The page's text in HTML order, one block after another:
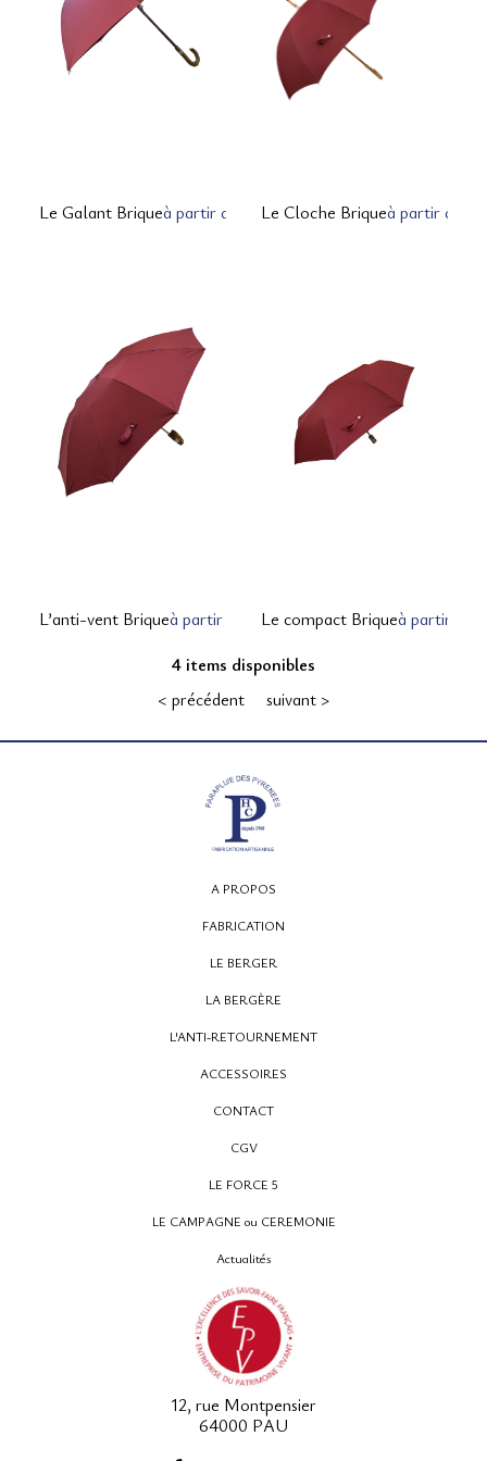
Le Galant Briqueà partir de 175,00 € TTC
Le Cloche Briqueà partir de
L’anti-vent Briqueà partir de 125,00 € TTC
Le compact Briqueà partir de
4 items disponibles
< précédent
suivant >
A PROPOS
FABRICATION
LE BERGER
LA BERGÈRE
L'ANTI-RETOURNEMENT
ACCESSOIRES
CONTACT
CGV
LE FORCE 5
LE CAMPAGNE ou CEREMONIE
Actualités
12, rue Montpensier
64000 PAU